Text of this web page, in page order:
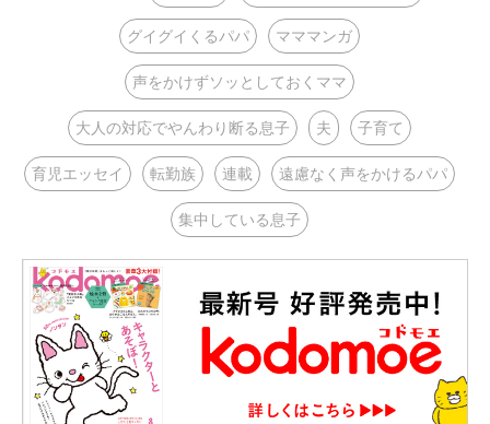
グイグイくるパパ マママンガ
声をかけずソッとしておくママ
大人の対応でやんわり断る息子 夫 子育て
育児エッセイ 転勤族 連載 遠慮なく声をかけるパパ
集中している息子